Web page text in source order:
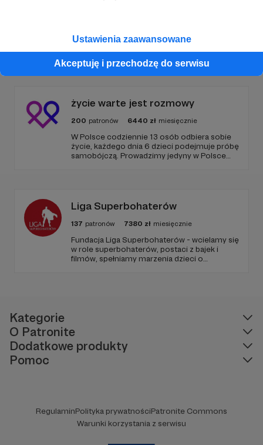
Ustawienia zaawansowane
Akceptuję i przechodzę do serwisu
Promowani autorzy
życie warte jest rozmowy
200 patronów 6440 zł miesięcznie
W Polsce codziennie 13 osób odbiera sobie
życie, każdego dnia 6 dzieci podejmuje próbę
samobójczą. Prowadzimy jedyny w Polsce
pomóc.
Liga Superbohaterów
137 patronów 7380 zł miesięcznie
Fundacja Liga Superbohaterów - wcielamy się
w role superbohaterów, postaci z bajek i
filmów, spełniamy marzenia dzieci o
Kategorie
O Patronite
Dodatkowe produkty
Pomoc
RegulaminPolityka prywatnościPatronite Commons
Warunki korzystania z serwisu